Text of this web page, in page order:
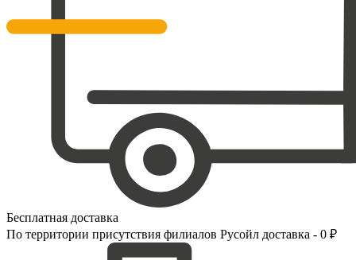
Бесплатная доставка
По территории присутствия филиалов Русойл доставка - 0 ₽